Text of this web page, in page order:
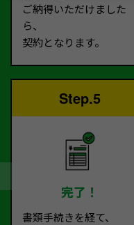
ご納得いただけました
ら、
契約となります。
Step.5
完了！
書類手続きを経て、